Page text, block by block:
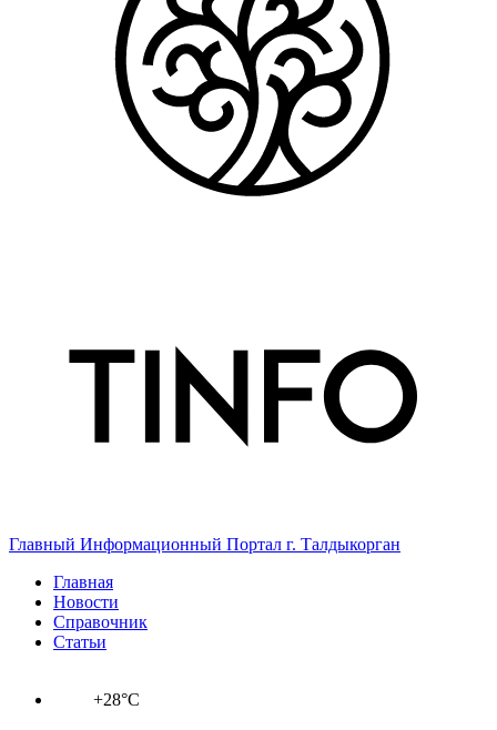
Главный Информационный Портал г. Талдыкорган
Главная
Новости
Справочник
Статьи
+28°C